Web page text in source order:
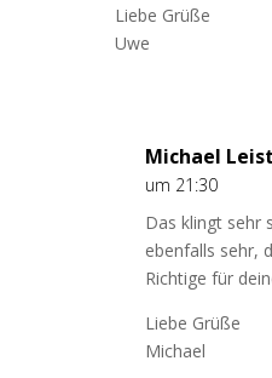
Liebe Grüße
Uwe
Michael
um 21:30
Das klingt sehr
ebenfalls sehr,
Richtige für
Liebe Grüße
Michael